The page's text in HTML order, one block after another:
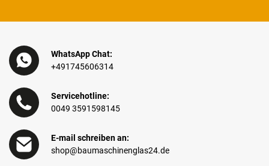
WhatsApp Chat:
+491745606314
Servicehotline:
0049 3591598145
E-mail schreiben an:
shop@baumaschinenglas24.de